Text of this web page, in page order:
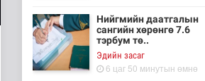
Нийгмийн даатгалын
сангийн хөрөнгө 7.6
тэрбум тө..
Эдийн засаг
6 цаг 50 минутын өмнө